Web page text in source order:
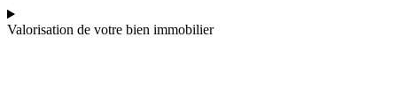
Valorisation de votre bien immobilier